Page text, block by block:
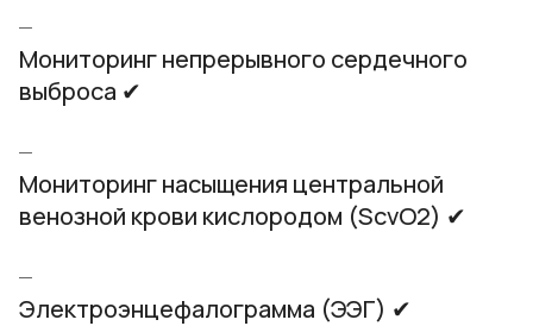
Мониторинг непрерывного сердечного
выброса ✔
Мониторинг насыщения центральной
венозной крови кислородом (ScvO2) ✔
Электроэнцефалограмма (ЭЭГ) ✔